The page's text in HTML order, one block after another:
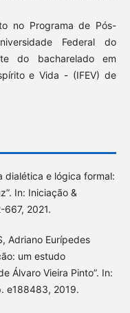
no Programa de Pós-
Federal do
do bacharelado em
e Vida - (IFEV) de
dialética e lógica formal:
In: Iniciação &
2021.
Adriano Eurípedes
um estudo
Álvaro Vieira Pinto”. In:
e188483, 2019.